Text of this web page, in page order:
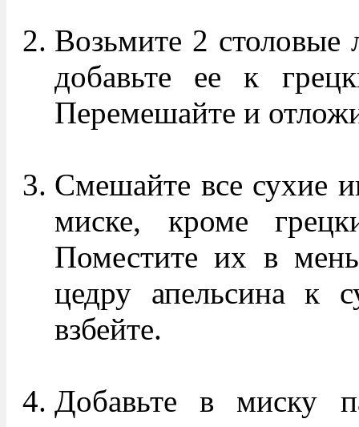
Возьмите 2
добавьте ее к
Перемешайте и
Смешайте все сухие
миске, кроме
Поместите их в
цедру апельсина к
взбейте.
Добавьте в миску